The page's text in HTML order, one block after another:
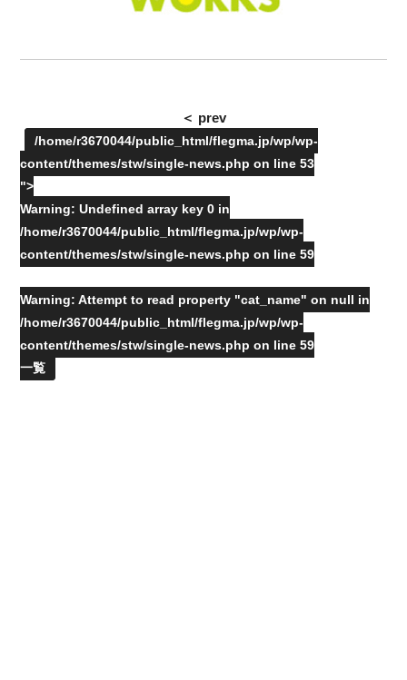
＜ prev
/home/r3670044/public_html/flegma.jp/wp/wp-
content/themes/stw/single-news.php on line53
">
Warning: Undefined array key 0 in
/home/r3670044/public_html/flegma.jp/wp/wp-
content/themes/stw/single-news.php on line59
Warning: Attempt to read property "cat_name" on null in
/home/r3670044/public_html/flegma.jp/wp/wp-
content/themes/stw/single-news.php on line59
一覧